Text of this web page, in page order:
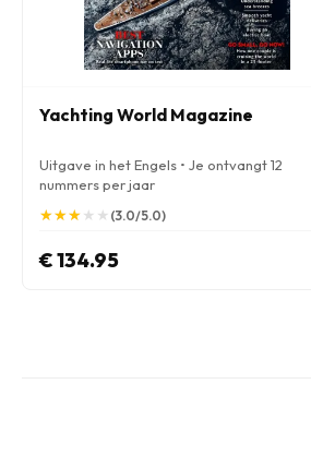
Yachting World Magazine
Uitgave in het Engels • Je ontvangt 12
nummers per jaar
★
★★
★★
★★
★ ★
★ (3.0/5.0)
€ 134.95